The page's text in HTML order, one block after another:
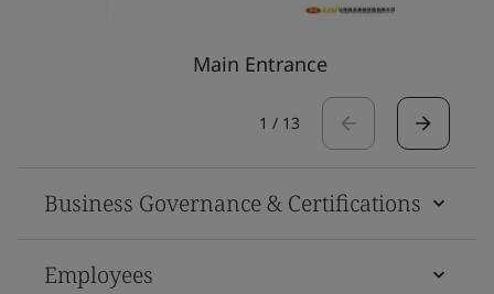
Main Entrance
1 / 13
Business Governance & Certifications
Employees